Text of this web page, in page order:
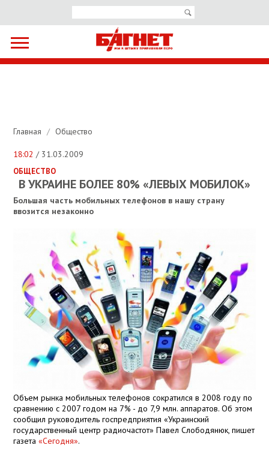
Главная / Общество
18:02 / 31.03.2009
ОБЩЕСТВО
В УКРАИНЕ БОЛЕЕ 80% «ЛЕВЫХ МОБИЛОК»
Большая часть мобильных телефонов в нашу страну
ввозится незаконно
Объем рынка мобильных телефонов сократился в 2008 году по
сравнению с 2007 годом на 7% - до 7,9 млн. аппаратов. Об этом
сообщил руководитель госпредприятия «Украинский
государственный центр радиочастот» Павел Слободянюк, пишет
газета«Сегодня».